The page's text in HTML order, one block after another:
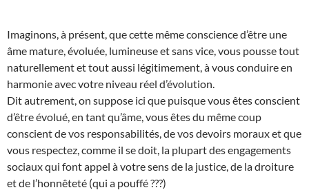
Imaginons, à présent, que cette même conscience d’être une
âme mature, évoluée, lumineuse et sans vice, vous pousse tout
naturellement et tout aussi légitimement, à vous conduire en
harmonie avec votre niveau réel d’évolution.
Dit autrement, on suppose ici que puisque vous êtes conscient
d’être évolué, en tant qu’âme, vous êtes du même coup
conscient de vos responsabilités, de vos devoirs moraux et que
vous respectez, comme il se doit, la plupart des engagements
sociaux qui font appel à votre sens de la justice, de la droiture
et de l’honnêteté (qui a pouffé ???)